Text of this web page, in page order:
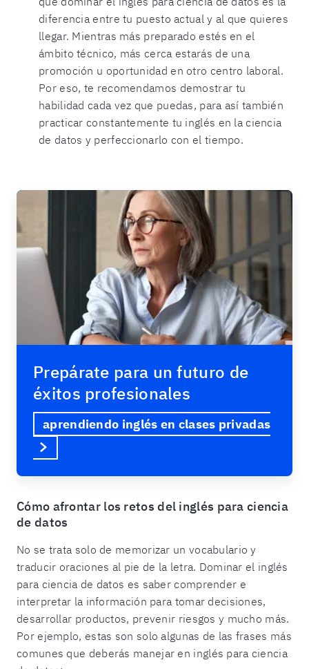
diferencia entre tu puesto actual y al que quieres
llegar. Mientras más preparado estés en el
ámbito técnico, más cerca estarás de una
promoción u oportunidad en otro centro laboral.
Por eso, te recomendamos demostrar tu
habilidad cada vez que puedas, para así también
practicar constantemente tu inglés en la ciencia
de datos y perfeccionarlo con el tiempo.
Prepárate para un futuro de
éxitos profesionales
aprendiendo inglés en clases privadas
Cómo afrontar los retos del inglés para ciencia
de datos
No se trata solo de memorizar un vocabulario y
traducir oraciones al pie de la letra. Dominar el inglés
para ciencia de datos es saber comprender e
interpretar la información para tomar decisiones,
desarrollar productos, prevenir riesgos y mucho más.
Por ejemplo, estas son solo algunas de las frases más
comunes que deberás manejar en inglés para ciencia